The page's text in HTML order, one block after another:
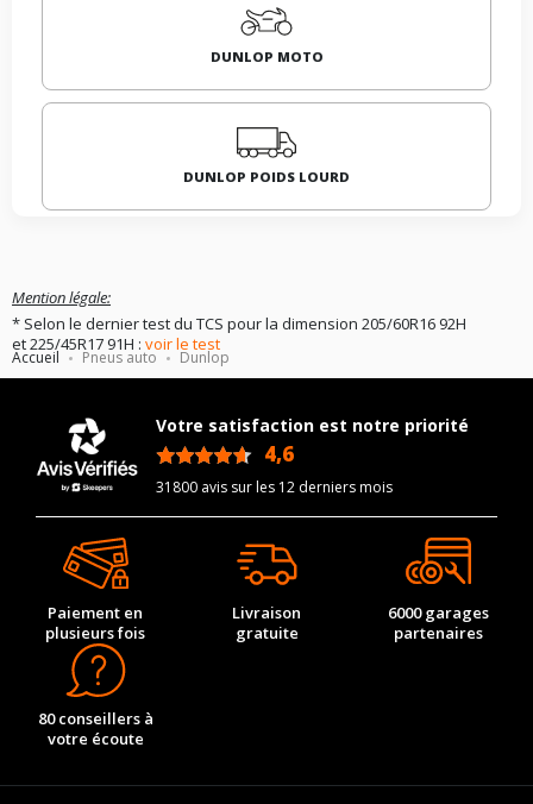
Accueil Pneus auto Dunlop
DUNLOP MOTO
DUNLOP POIDS LOURD
Mention légale:
* Selon le dernier test du TCS pour la dimension 205/60R16 92H
et 225/45R17 91H : voir le test
Votre satisfaction est notre priorité
4,6
31800 avis sur les 12 derniers mois
Paiement en
plusieurs fois
Livraison
gratuite
6000 garages
partenaires
80 conseillers à
votre écoute